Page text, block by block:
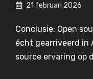
21 februari 2026
Conclusie: Open
écht gearriveerd in
source ervaring op